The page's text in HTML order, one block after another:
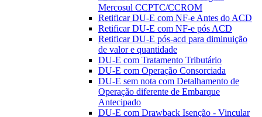
Mercosul CCPTC/CCROM
Retificar DU-E com NF-e Antes do ACD
Retificar DU-E com NF-e pós ACD
Retificar DU-E pós-acd para diminuição
de valor e quantidade
DU-E com Tratamento Tributário
DU-E com Operação Consorciada
DU-E sem nota com Detalhamento de
Operação diferente de Embarque
Antecipado
DU-E com Drawback Isenção - Vincular